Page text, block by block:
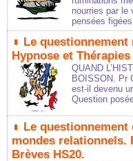
nourries par le
pensées
Le
Hypnose et
QUAND
BOISSON. Pr
est-il devenu
Question
Le
mondes relationnels.
Brèves HS20.